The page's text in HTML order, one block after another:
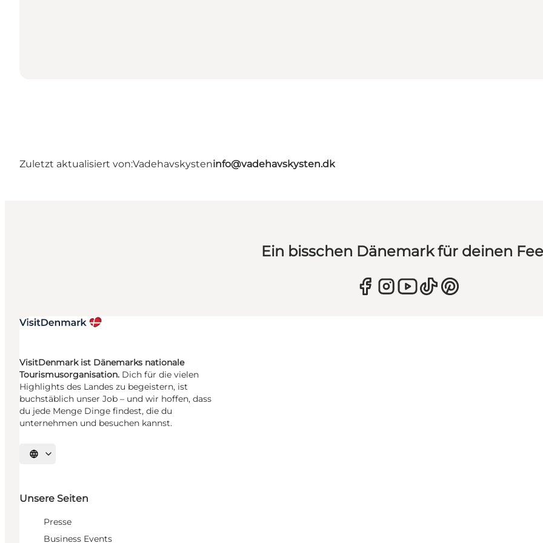
Zuletzt aktualisiert von:Vadehavskysteninfo@vadehavskysten.dk
Ein bisschen Dänemark für deinen
VisitDenmark ist Dänemarks nationale
Tourismusorganisation. Dich für die vielen
Highlights des Landes zu begeistern, ist
buchstäblich unser Job – und wir hoffen, dass
du jede Menge Dinge findest, die du
unternehmen und besuchen kannst.
Sprache auswählen
Unsere Seiten
Presse
Business Events